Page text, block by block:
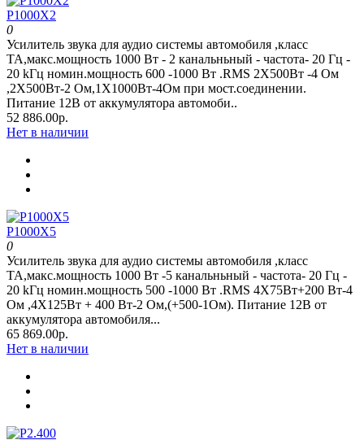
P1000Х2
0
Усилитель звука для аудио системы автомобиля ,класс
ТА,макс.мощность 1000 Вт - 2 канальньный - частота- 20 Гц -
20 kГц номин.мощность 600 -1000 Вт .RMS 2Х500Вт -4 Ом
,2Х500Вт-2 Ом,1Х1000Вт-4Ом при мост.соединении.
Питание 12В от аккумулятора автомоби..
52 886.00р.
Нет в наличии
P1000Х5
0
Усилитель звука для аудио системы автомобиля ,класс
ТА,макс.мощность 1000 Вт -5 канальньный - частота- 20 Гц -
20 kГц номин.мощность 500 -1000 Вт .RMS 4Х75Вт+200 Вт-4
Ом ,4Х125Вт + 400 Вт-2 Ом,(+500-1Ом). Питание 12В от
аккумулятора автомобиля...
65 869.00р.
Нет в наличии